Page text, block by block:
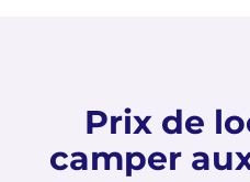
Prix de
camper